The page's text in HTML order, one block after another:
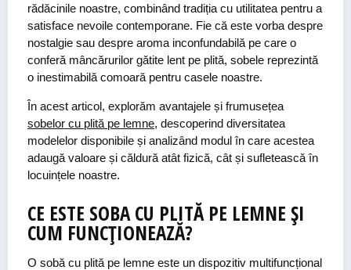
rădăcinile noastre, combinând tradiția cu utilitatea pentru a
satisface nevoile contemporane. Fie că este vorba despre
nostalgie sau despre aroma inconfundabilă pe care o
conferă mâncărurilor gătite lent pe plită, sobele reprezintă
o inestimabilă comoară pentru casele noastre.
În acest articol, explorăm avantajele și frumusețea
sobelor cu plită pe lemne, descoperind diversitatea
modelelor disponibile și analizând modul în care acestea
adaugă valoare și căldură atât fizică, cât și sufletească în
locuințele noastre.
CE ESTE SOBA CU PLITĂ PE LEMNE ȘI
CUM FUNCȚIONEAZĂ?
O sobă cu plită pe lemne este un dispozitiv multifuncțional